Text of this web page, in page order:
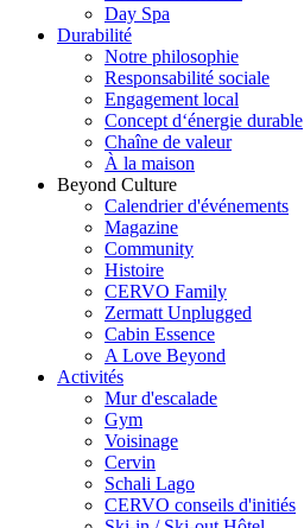
Day Spa
Durabilité
Notre philosophie
Responsabilité sociale
Engagement local
Concept d‘énergie durable
Chaîne de valeur
À la maison
Beyond Culture
Calendrier d'événements
Magazine
Community
Histoire
CERVO Family
Zermatt Unplugged
Cabin Essence
A Love Beyond
Activités
Mur d'escalade
Gym
Voisinage
Cervin
Schali Lago
CERVO conseils d'initiés